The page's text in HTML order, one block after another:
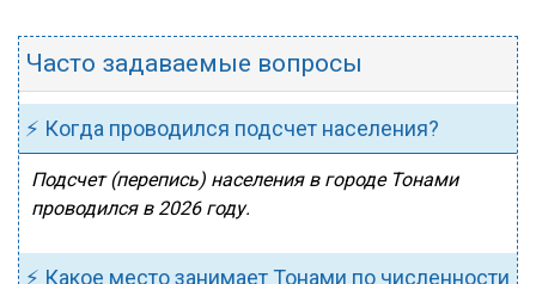
Часто задаваемые вопросы
⚡ Когда проводился подсчет населения?
Подсчет (перепись) населения в городе Тонами
проводился в 2026 году.
⚡ Какое место занимает Тонами по численности